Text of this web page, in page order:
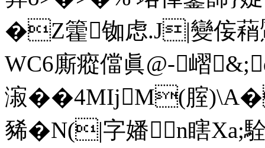
�Z籗铷虑.J|變侫
WC6廝瘲儅眞@-嶍
漃��4MIjM(腟
豨�N(|字嬏n瞎